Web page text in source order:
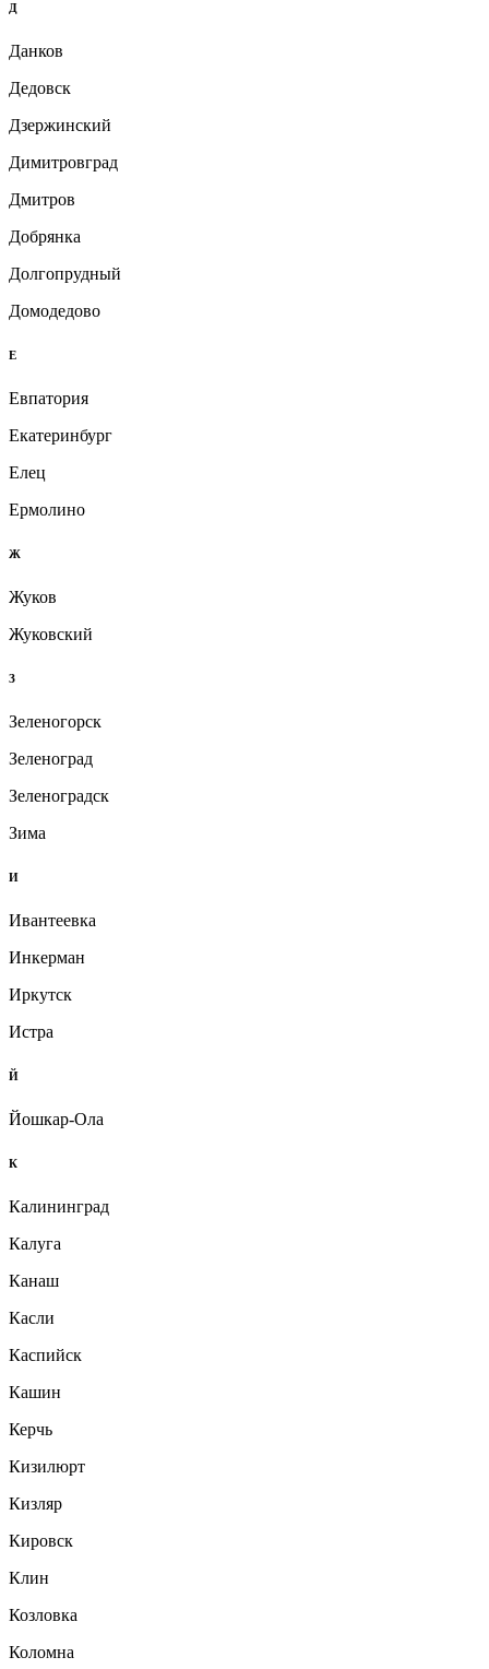
Д
Данков
Дедовск
Дзержинский
Димитровград
Дмитров
Добрянка
Долгопрудный
Домодедово
Е
Евпатория
Екатеринбург
Елец
Ермолино
Ж
Жуков
Жуковский
З
Зеленогорск
Зеленоград
Зеленоградск
Зима
И
Ивантеевка
Инкерман
Иркутск
Истра
Й
Йошкар-Ола
К
Калининград
Калуга
Канаш
Касли
Каспийск
Кашин
Керчь
Кизилюрт
Кизляр
Кировск
Клин
Козловка
Коломна